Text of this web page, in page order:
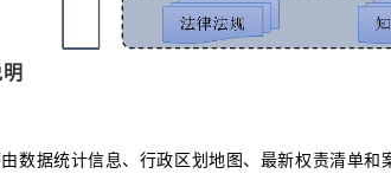
数据统计信息、行政区划地图、最新权责清单